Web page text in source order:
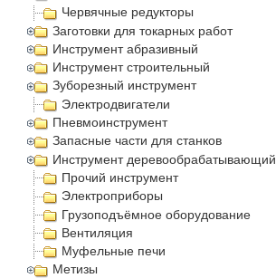
Червячные редукторы
Заготовки для токарных работ
Инструмент абразивный
Инструмент строительный
Зуборезный инструмент
Электродвигатели
Пневмоинструмент
Запасные части для станков
Инструмент деревообрабатывающий
Прочий инструмент
Электроприборы
Грузоподъёмное оборудование
Вентиляция
Муфельные печи
Метизы